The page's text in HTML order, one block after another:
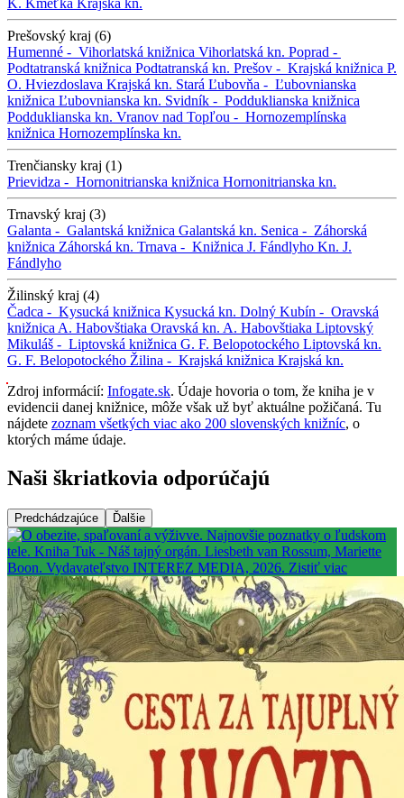
K. Kmeťka Krajská kn.
Prešovský kraj (6)
Humenné - Vihorlatská knižnica Vihorlatská kn. Poprad -
Podtatranská knižnica Podtatranská kn. Prešov - Krajská knižnica P.
O. Hviezdoslava Krajská kn. Stará Ľubovňa - Ľubovnianska
knižnica Ľubovnianska kn. Svidník - Podduklianska knižnica
Podduklianska kn. Vranov nad Topľou - Hornozemplínska
knižnica Hornozemplínska kn.
Trenčiansky kraj (1)
Prievidza - Hornonitrianska knižnica Hornonitrianska kn.
Trnavský kraj (3)
Galanta - Galantská knižnica Galantská kn. Senica - Záhorská
knižnica Záhorská kn. Trnava - Knižnica J. Fándlyho Kn. J.
Fándlyho
Žilinský kraj (4)
Čadca - Kysucká knižnica Kysucká kn. Dolný Kubín - Oravská
knižnica A. Habovštiaka Oravská kn. A. Habovštiaka Liptovský
Mikuláš - Liptovská knižnica G. F. Belopotockého Liptovská kn.
G. F. Belopotockého Žilina - Krajská knižnica Krajská kn.
Zdroj informácií: Infogate.sk. Údaje hovoria o tom, že kniha je v
evidencii danej knižnice, môže však už byť aktuálne požičaná. Tu
nájdete zoznam všetkých viac ako 200 slovenských knižníc, o
ktorých máme údaje.
Naši škriatkovia odporúčajú
Predchádzajúce Ďalšie